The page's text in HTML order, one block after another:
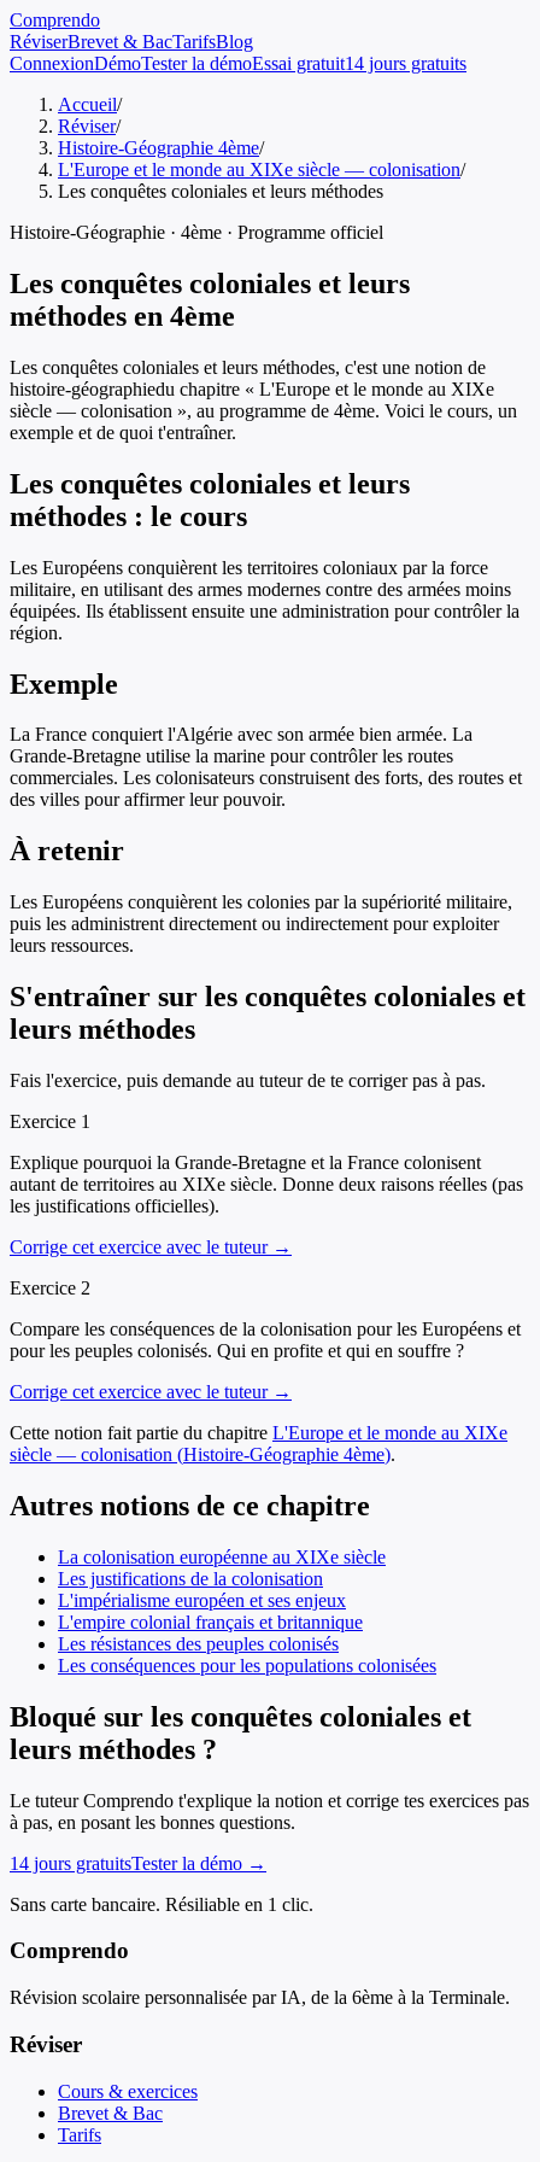
Comprendo
RéviserBrevet & BacTarifsBlog
ConnexionDémoTester la démoEssai gratuit14 jours gratuits
Accueil/
Réviser/
Histoire-Géographie 4ème/
L'Europe et le monde au XIXe siècle — colonisation/
Les conquêtes coloniales et leurs méthodes
Histoire-Géographie · 4ème · Programme officiel
Les conquêtes coloniales et leurs
méthodes en 4ème
Les conquêtes coloniales et leurs méthodes, c'est une notion de
histoire-géographiedu chapitre « L'Europe et le monde au XIXe
siècle — colonisation », au programme de 4ème. Voici le cours, un
exemple et de quoi t'entraîner.
Les conquêtes coloniales et leurs
méthodes : le cours
Les Européens conquièrent les territoires coloniaux par la force
militaire, en utilisant des armes modernes contre des armées moins
équipées. Ils établissent ensuite une administration pour contrôler la
région.
Exemple
La France conquiert l'Algérie avec son armée bien armée. La
Grande-Bretagne utilise la marine pour contrôler les routes
commerciales. Les colonisateurs construisent des forts, des routes et
des villes pour affirmer leur pouvoir.
À retenir
Les Européens conquièrent les colonies par la supériorité militaire,
puis les administrent directement ou indirectement pour exploiter
leurs ressources.
S'entraîner sur les conquêtes coloniales et
leurs méthodes
Fais l'exercice, puis demande au tuteur de te corriger pas à pas.
Exercice 1
Explique pourquoi la Grande-Bretagne et la France colonisent
autant de territoires au XIXe siècle. Donne deux raisons réelles (pas
les justifications officielles).
Corrige cet exercice avec le tuteur →
Exercice 2
Compare les conséquences de la colonisation pour les Européens et
pour les peuples colonisés. Qui en profite et qui en souffre ?
Corrige cet exercice avec le tuteur →
Cette notion fait partie du chapitre L'Europe et le monde au XIXe
siècle — colonisation (Histoire-Géographie 4ème).
Autres notions de ce chapitre
La colonisation européenne au XIXe siècle
Les justifications de la colonisation
L'impérialisme européen et ses enjeux
L'empire colonial français et britannique
Les résistances des peuples colonisés
Les conséquences pour les populations colonisées
Bloqué sur les conquêtes coloniales et
leurs méthodes ?
Le tuteur Comprendo t'explique la notion et corrige tes exercices pas
à pas, en posant les bonnes questions.
14 jours gratuitsTester la démo →
Sans carte bancaire. Résiliable en 1 clic.
Comprendo
Révision scolaire personnalisée par IA, de la 6ème à la Terminale.
Réviser
Cours & exercices
Brevet & Bac
Tarifs